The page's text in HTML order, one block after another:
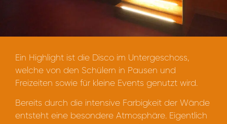
Ein Highlight ist die Disco im Untergeschoss,
welche von den Schülern in Pausen und
Freizeiten sowie für kleine Events genutzt wird.
Bereits durch die intensive Farbigkeit der Wände
entsteht eine besondere Atmosphäre. Eigentlich